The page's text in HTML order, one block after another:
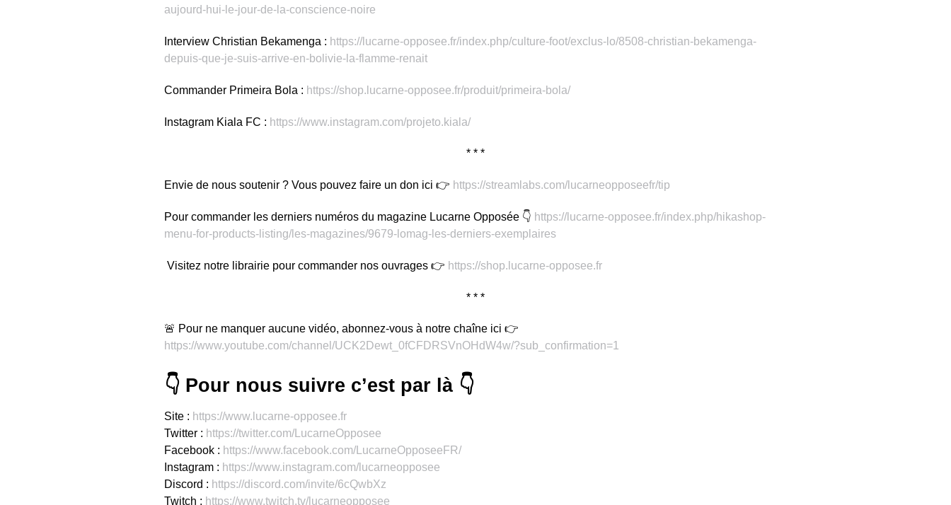
aujourd-hui-le-jour-de-la-conscience-noire
Interview Christian Bekamenga : https://lucarne-opposee.fr/index.php/culture-foot/exclus-lo/8508-christian-bekamenga-
depuis-que-je-suis-arrive-en-bolivie-la-flamme-renait
Commander Primeira Bola : https://shop.lucarne-opposee.fr/produit/primeira-bola/
Instagram Kiala FC : https://www.instagram.com/projeto.kiala/
* * *
Envie de nous soutenir ? Vous pouvez faire un don ici 👉 https://streamlabs.com/lucarneopposeefr/tip
Pour commander les derniers numéros du magazine Lucarne Opposée 👇 https://lucarne-opposee.fr/index.php/hikashop-
menu-for-products-listing/les-magazines/9679-lomag-les-derniers-exemplaires
Visitez notre librairie pour commander nos ouvrages 👉 https://shop.lucarne-opposee.fr
* * *
🚨 Pour ne manquer aucune vidéo, abonnez-vous à notre chaîne ici 👉
https://www.youtube.com/channel/UCK2Dewt_0fCFDRSVnOHdW4w/?sub_confirmation=1
👇 Pour nous suivre c’est par là 👇
Site : https://www.lucarne-opposee.fr
Twitter : https://twitter.com/LucarneOpposee
Facebook : https://www.facebook.com/LucarneOpposeeFR/
Instagram : https://www.instagram.com/lucarneopposee
Discord : https://discord.com/invite/6cQwbXz
Twitch : https://www.twitch.tv/lucarneopposee